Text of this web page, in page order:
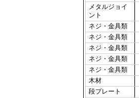
メタルジョイ
ント
ネジ・金具類
ネジ・金具類
ネジ・金具類
ネジ・金具類
ネジ・金具類
木材
段プレート